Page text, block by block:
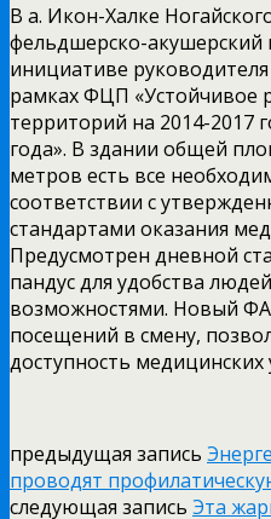
В а. Икон-Халке
фельдшерско-акушерский
инициативе
рамках ФЦП «Устойчивое
территорий на 2014-2017
года». В здании общей
метров есть все
соответствии с
стандартами оказания
Предусмотрен дневной
пандус для удобства
возможностями. Новый
посещений в смену,
доступность медицинских
предыдущая запись
проводят
следующая запись Эта